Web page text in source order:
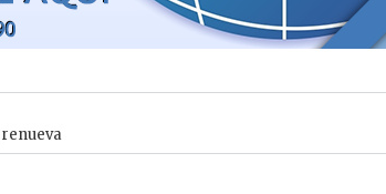
renueva